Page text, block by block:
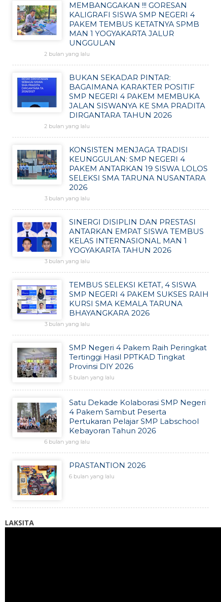
MEMBANGGAKAN !!! GORESAN
KALIGRAFI SISWA SMP NEGERI 4
PAKEM TEMBUS KETATNYA SPMB
MAN 1 YOGYAKARTA JALUR
UNGGULAN
2 bulan yang lalu
BUKAN SEKADAR PINTAR:
BAGAIMANA KARAKTER POSITIF
SMP NEGERI 4 PAKEM MEMBUKA
JALAN SISWANYA KE SMA PRADITA
DIRGANTARA TAHUN 2026
2 bulan yang lalu
KONSISTEN MENJAGA TRADISI
KEUNGGULAN: SMP NEGERI 4
PAKEM ANTARKAN 19 SISWA LOLOS
SELEKSI SMA TARUNA NUSANTARA
2026
3 bulan yang lalu
SINERGI DISIPLIN DAN PRESTASI
ANTARKAN EMPAT SISWA TEMBUS
KELAS INTERNASIONAL MAN 1
YOGYAKARTA TAHUN 2026
3 bulan yang lalu
TEMBUS SELEKSI KETAT, 4 SISWA
SMP NEGERI 4 PAKEM SUKSES RAIH
KURSI SMA KEMALA TARUNA
BHAYANGKARA 2026
3 bulan yang lalu
SMP Negeri 4 Pakem Raih Peringkat
Tertinggi Hasil PPTKAD Tingkat
Provinsi DIY 2026
5 bulan yang lalu
Satu Dekade Kolaborasi SMP Negeri
4 Pakem Sambut Peserta
Pertukaran Pelajar SMP Labschool
Kebayoran Tahun 2026
6 bulan yang lalu
PRASTANTION 2026
6 bulan yang lalu
LAKSITA